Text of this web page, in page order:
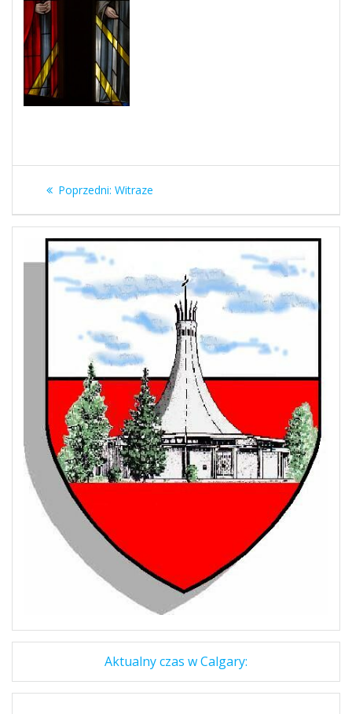
Nawigacja
wpisu
Poprzedni: Poprzedni
Witraze
Aktualny czas w Calgary: